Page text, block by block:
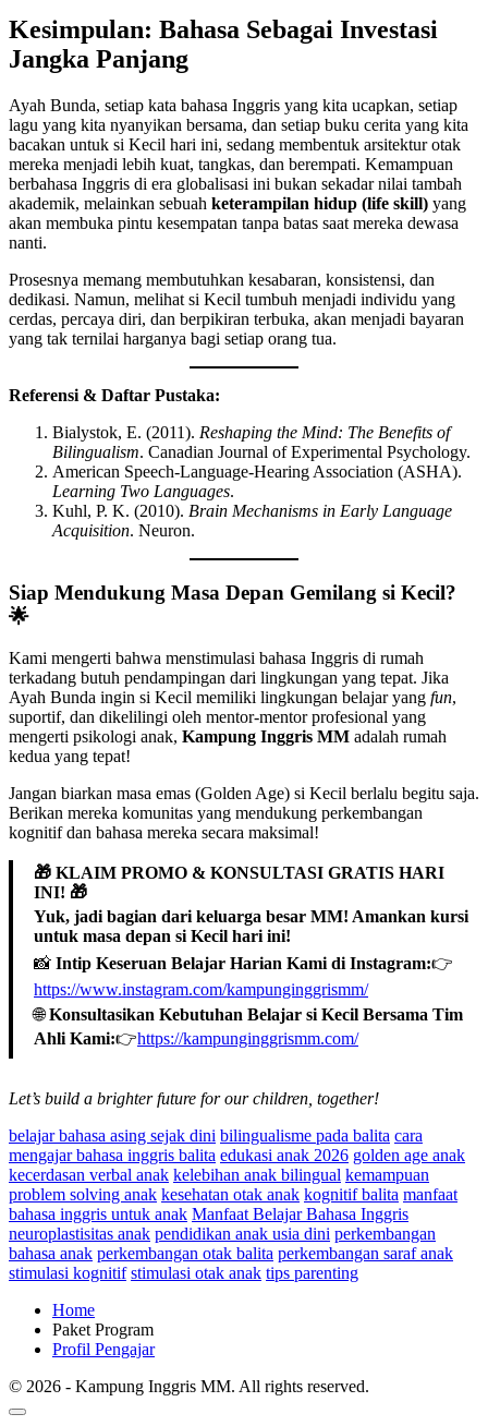
Kesimpulan: Bahasa Sebagai Investasi
Jangka Panjang
Ayah Bunda, setiap kata bahasa Inggris yang kita ucapkan, setiap
lagu yang kita nyanyikan bersama, dan setiap buku cerita yang kita
bacakan untuk si Kecil hari ini, sedang membentuk arsitektur otak
mereka menjadi lebih kuat, tangkas, dan berempati. Kemampuan
berbahasa Inggris di era globalisasi ini bukan sekadar nilai tambah
akademik, melainkan sebuah keterampilan hidup (life skill) yang
akan membuka pintu kesempatan tanpa batas saat mereka dewasa
nanti.
Prosesnya memang membutuhkan kesabaran, konsistensi, dan
dedikasi. Namun, melihat si Kecil tumbuh menjadi individu yang
cerdas, percaya diri, dan berpikiran terbuka, akan menjadi bayaran
yang tak ternilai harganya bagi setiap orang tua.
Referensi & Daftar Pustaka:
Bialystok, E. (2011). Reshaping the Mind: The Benefits of
Bilingualism. Canadian Journal of Experimental Psychology.
American Speech-Language-Hearing Association (ASHA).
Learning Two Languages.
Kuhl, P. K. (2010). Brain Mechanisms in Early Language
Acquisition. Neuron.
Siap Mendukung Masa Depan Gemilang si Kecil?
🌟
Kami mengerti bahwa menstimulasi bahasa Inggris di rumah
terkadang butuh pendampingan dari lingkungan yang tepat. Jika
Ayah Bunda ingin si Kecil memiliki lingkungan belajar yang fun,
suportif, dan dikelilingi oleh mentor-mentor profesional yang
mengerti psikologi anak, Kampung Inggris MM adalah rumah
kedua yang tepat!
Jangan biarkan masa emas (Golden Age) si Kecil berlalu begitu saja.
Berikan mereka komunitas yang mendukung perkembangan
kognitif dan bahasa mereka secara maksimal!
🎁 KLAIM PROMO & KONSULTASI GRATIS HARI
INI! 🎁
Yuk, jadi bagian dari keluarga besar MM! Amankan kursi
untuk masa depan si Kecil hari ini!
📸 Intip Keseruan Belajar Harian Kami di Instagram:👉
https://www.instagram.com/kampunginggrismm/
🌐Konsultasikan Kebutuhan Belajar si Kecil Bersama Tim
Ahli Kami:👉https://kampunginggrismm.com/
Let’s build a brighter future for our children, together!
belajar bahasa asing sejak dini bilingualisme pada balita cara
mengajar bahasa inggris balita edukasi anak 2026 golden age anak
kecerdasan verbal anak kelebihan anak bilingual kemampuan
problem solving anak kesehatan otak anak kognitif balita manfaat
bahasa inggris untuk anak Manfaat Belajar Bahasa Inggris
neuroplastisitas anak pendidikan anak usia dini perkembangan
bahasa anak perkembangan otak balita perkembangan saraf anak
stimulasi kognitif stimulasi otak anak tips parenting
Home
Paket Program
Profil Pengajar
© 2026 - Kampung Inggris MM. All rights reserved.